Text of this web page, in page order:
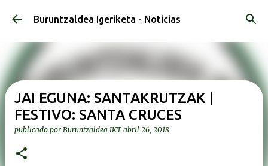
Ir al contenido principal
Buruntzaldea Igeriketa - Noticias
JAI EGUNA: SANTAKRUTZAK |
FESTIVO: SANTA CRUCES
publicado por Buruntzaldea IKT abril 26, 2018